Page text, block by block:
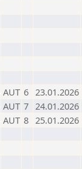
AUT 6 23.01.2026
AUT 7 24.01.2026
AUT 8 25.01.2026